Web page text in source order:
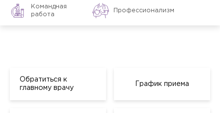
Командная
работа
Профессионализм
Обратиться к
главному врачу
График приема